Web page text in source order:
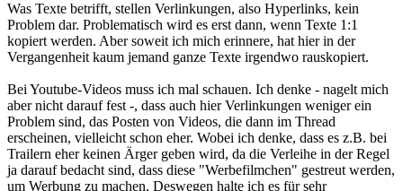
Was Texte betrifft, stellen Verlinkungen, also Hyperlinks, kein
Problem dar. Problematisch wird es erst dann, wenn Texte 1:1
kopiert werden. Aber soweit ich mich erinnere, hat hier in der
Vergangenheit kaum jemand ganze Texte irgendwo rauskopiert.
Bei Youtube-Videos muss ich mal schauen. Ich denke - nagelt mich
aber nicht darauf fest -, dass auch hier Verlinkungen weniger ein
Problem sind, das Posten von Videos, die dann im Thread
erscheinen, vielleicht schon eher. Wobei ich denke, dass es z.B. bei
Trailern eher keinen Ärger geben wird, da die Verleihe in der Regel
ja darauf bedacht sind, dass diese "Werbefilmchen" gestreut werden,
um Werbung zu machen. Deswegen halte ich es für sehr